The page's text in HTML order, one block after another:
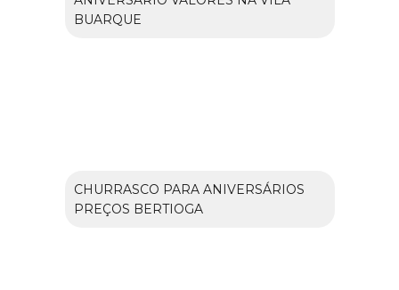
BUARQUE
CHURRASCO PARA ANIVERSÁRIOS
PREÇOS BERTIOGA